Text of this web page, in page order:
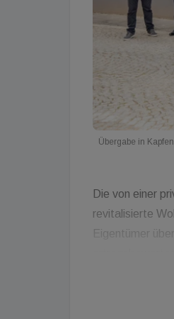
Übergabe in
Die von einer
revitalisierte
Eigentümer